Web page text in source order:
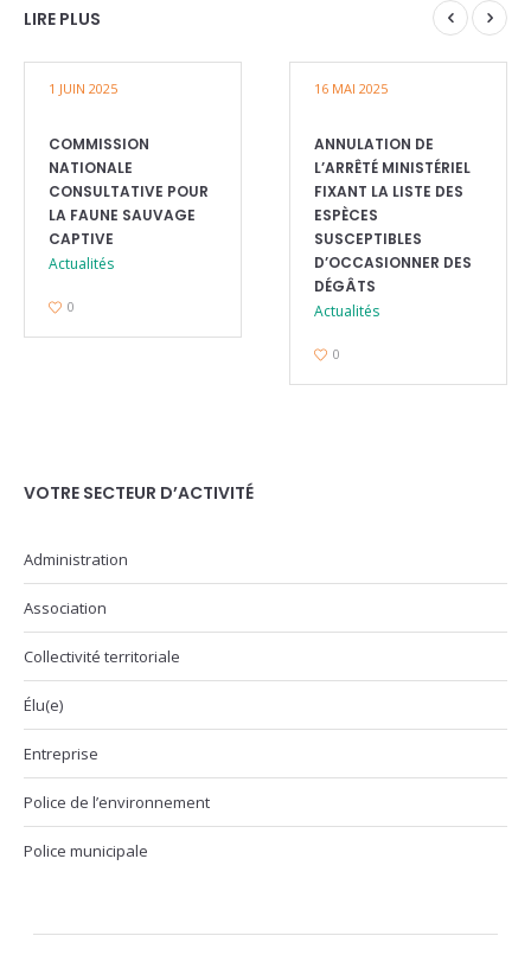
LIRE PLUS
1 JUIN 2025
COMMISSION
NATIONALE
CONSULTATIVE POUR
LA FAUNE SAUVAGE
CAPTIVE
Actualités
0
16 MAI 2025
ANNULATION DE
L’ARRÊTÉ MINISTÉRIEL
FIXANT LA LISTE DES
ESPÈCES
SUSCEPTIBLES
D’OCCASIONNER DES
DÉGÂTS
Actualités
0
VOTRE SECTEUR D’ACTIVITÉ
Administration
Association
Collectivité territoriale
Élu(e)
Entreprise
Police de l’environnement
Police municipale